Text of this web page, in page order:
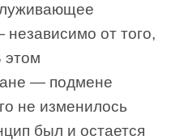
от того,
этом
— подмене
не изменилось
был и остается